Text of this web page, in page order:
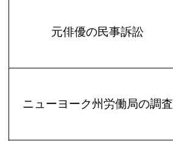
元俳優の民事訴訟
ニューヨーク州労働局の調査